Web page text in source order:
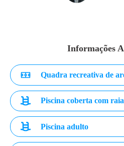
Informações
Quadra recreativa de
Piscina coberta com raia
Piscina adulto